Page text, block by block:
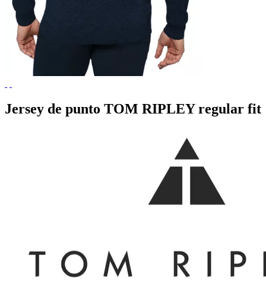
Jersey de punto TOM RIPLEY regular fit